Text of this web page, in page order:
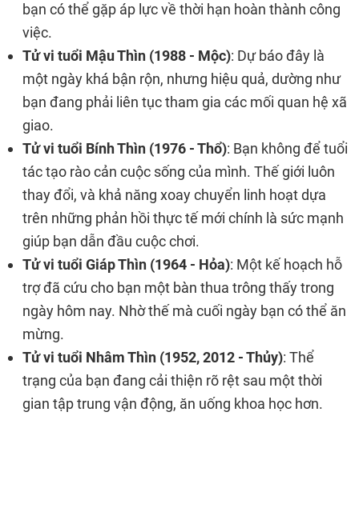
bạn có thể gặp áp lực về thời hạn hoàn thành công
việc.
Tử vi tuổi Mậu Thìn (1988 - Mộc): Dự báo đây là
một ngày khá bận rộn, nhưng hiệu quả, dường như
bạn đang phải liên tục tham gia các mối quan hệ xã
giao.
Tử vi tuổi Bính Thìn (1976 - Thổ): Bạn không để tuổi
tác tạo rào cản cuộc sống của mình. Thế giới luôn
thay đổi, và khả năng xoay chuyển linh hoạt dựa
trên những phản hồi thực tế mới chính là sức mạnh
giúp bạn dẫn đầu cuộc chơi.
Tử vi tuổi Giáp Thìn (1964 - Hỏa): Một kế hoạch hỗ
trợ đã cứu cho bạn một bàn thua trông thấy trong
ngày hôm nay. Nhờ thế mà cuối ngày bạn có thể ăn
mừng.
Tử vi tuổi Nhâm Thìn (1952, 2012 - Thủy): Thể
trạng của bạn đang cải thiện rõ rệt sau một thời
gian tập trung vận động, ăn uống khoa học hơn.